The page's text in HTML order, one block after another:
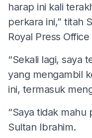
harap ini kali
perkara ini,” titah
Royal Press Office
“Sekali lagi, saya
yang mengambil
ini, termasuk
“Saya tidak mahu
Sultan Ibrahim.